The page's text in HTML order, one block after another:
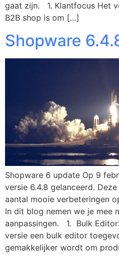
gaat zijn. 1. Klantfocus Het
B2B shop is om […]
Shopware
Shopware 6 update Op 9
versie 6.4.8 gelanceerd.
aantal mooie verbeteringen
In dit blog nemen we je mee
aanpassingen. 1. Bulk
versie een bulk editor
gemakkelijker wordt om